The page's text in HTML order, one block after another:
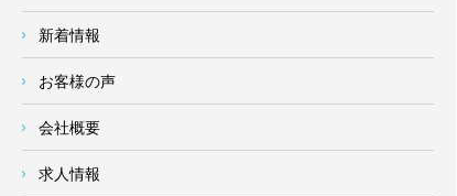
新着情報
お客様の声
会社概要
求人情報